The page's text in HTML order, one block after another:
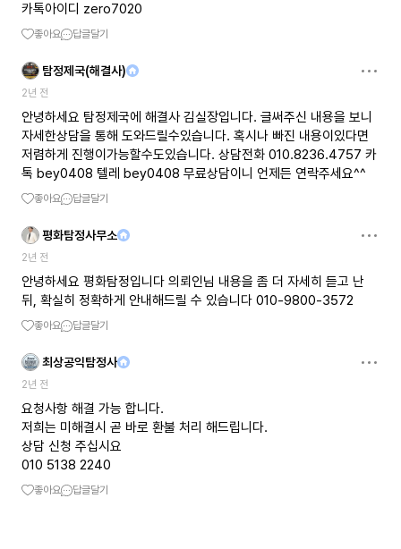
카톡아이디 zero7020
좋아요 답글달기
탐정제국(해결사)
2년 전
안녕하세요 탐정제국에 해결사 김실장입니다. 글써주신 내용을 보니
자세한상담을 통해 도와드릴수있습니다. 혹시나 빠진 내용이있다면
저렴하게 진행이가능할수도있습니다. 상담전화 010.8236.4757 카
톡 bey0408 텔레 bey0408 무료상담이니 언제든 연락주세요^^
좋아요 답글달기
평화탐정사무소
2년 전
안녕하세요 평화탐정입니다 의뢰인님 내용을 좀 더 자세히 듣고 난
뒤, 확실히 정확하게 안내해드릴 수 있습니다 010-9800-3572
좋아요 답글달기
최상공익탐정사
2년 전
요청사항 해결 가능 합니다.
저희는 미해결시 곧 바로 환불 처리 해드립니다.
상담 신청 주십시요
010 5138 2240
좋아요 답글달기